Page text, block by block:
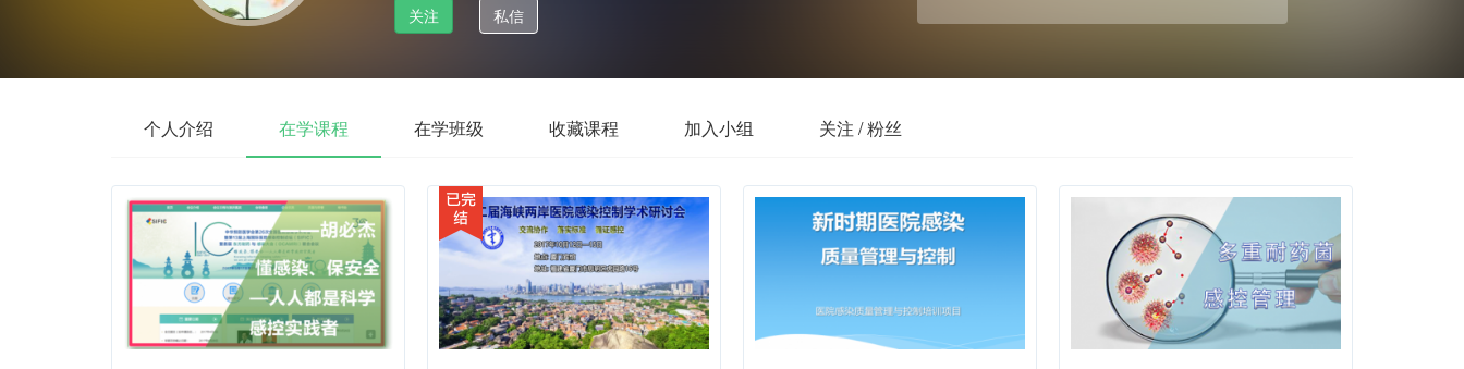
关注 私信
个人介绍 在学课程 在学班级 收藏课程 加入小组 关注 / 粉丝